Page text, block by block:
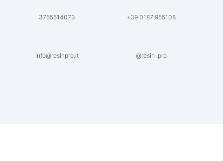
3755514073 +39 0187 955108
info@resinpro.it @resin_pro